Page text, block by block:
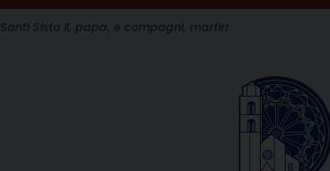
Santi Sisto II, papa, e compagni, martiri